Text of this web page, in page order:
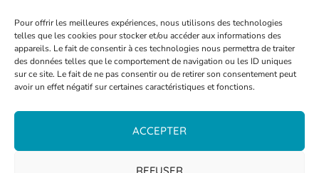
Pour offrir les meilleures expériences, nous utilisons des technologies
telles que les cookies pour stocker et/ou accéder aux informations des
appareils. Le fait de consentir à ces technologies nous permettra de traiter
des données telles que le comportement de navigation ou les ID uniques
sur ce site. Le fait de ne pas consentir ou de retirer son consentement peut
avoir un effet négatif sur certaines caractéristiques et fonctions.
ACCEPTER